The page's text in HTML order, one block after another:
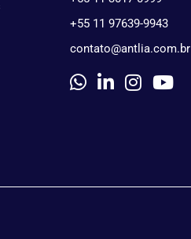
+55 11 97639-9943
contato@antlia.com.br